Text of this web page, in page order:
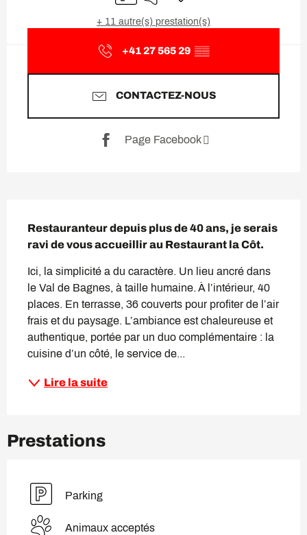
+ 11 autre(s) prestation(s)
+41 27 565 29 ▒▒
CONTACTEZ-NOUS
Page Facebook
Restauranteur depuis plus de 40 ans, je serais
ravi de vous accueillir au Restaurant la Côt.
Ici, la simplicité a du caractère. Un lieu ancré dans
le Val de Bagnes, à taille humaine. À l’intérieur, 40
places. En terrasse, 36 couverts pour profiter de l’air
frais et du paysage. L’ambiance est chaleureuse et
authentique, portée par un duo complémentaire : la
cuisine d’un côté, le service de...
Lire la suite
Prestations
Parking
Animaux acceptés